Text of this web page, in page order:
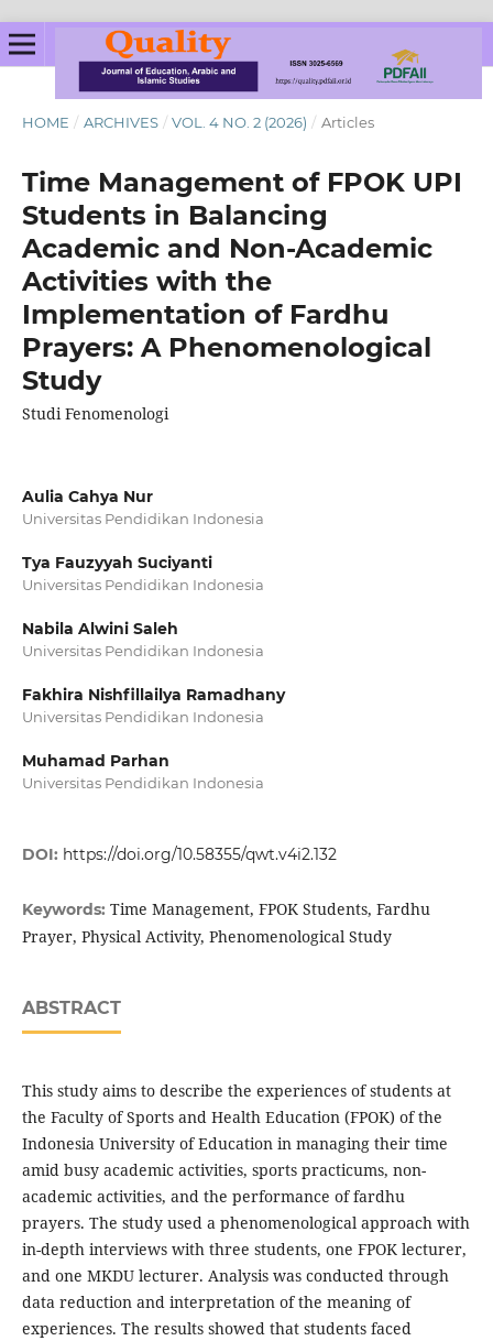
HOME / ARCHIVES / VOL. 4 NO. 2 (2026) / Articles
Time Management of FPOK UPI
Students in Balancing
Academic and Non-Academic
Activities with the
Implementation of Fardhu
Prayers: A Phenomenological
Study
Studi Fenomenologi
Aulia Cahya Nur
Universitas Pendidikan Indonesia
Tya Fauzyyah Suciyanti
Universitas Pendidikan Indonesia
Nabila Alwini Saleh
Universitas Pendidikan Indonesia
Fakhira Nishfillailya Ramadhany
Universitas Pendidikan Indonesia
Muhamad Parhan
Universitas Pendidikan Indonesia
DOI: https://doi.org/10.58355/qwt.v4i2.132
Keywords: Time Management, FPOK Students, Fardhu
Prayer, Physical Activity, Phenomenological Study
ABSTRACT
This study aims to describe the experiences of students at
the Faculty of Sports and Health Education (FPOK) of the
Indonesia University of Education in managing their time
amid busy academic activities, sports practicums, non-
academic activities, and the performance of fardhu
prayers. The study used a phenomenological approach with
in-depth interviews with three students, one FPOK lecturer,
and one MKDU lecturer. Analysis was conducted through
data reduction and interpretation of the meaning of
experiences. The results showed that students faced